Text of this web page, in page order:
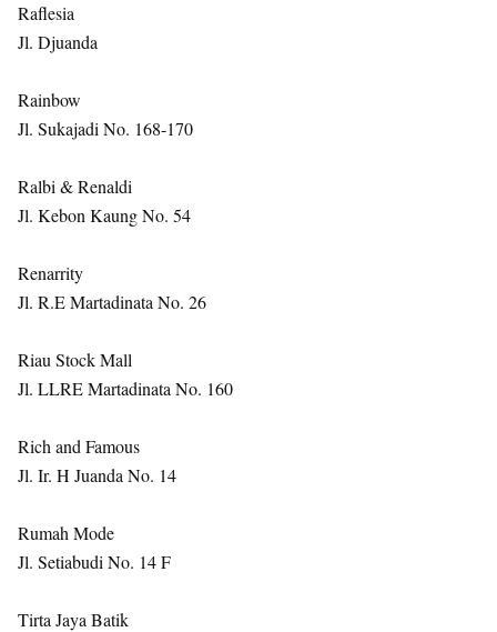
Raflesia
Jl. Djuanda
Rainbow
Jl. Sukajadi No. 168-170
Ralbi & Renaldi
Jl. Kebon Kaung No. 54
Renarrity
Jl. R.E Martadinata No. 26
Riau Stock Mall
Jl. LLRE Martadinata No. 160
Rich and Famous
Jl. Ir. H Juanda No. 14
Rumah Mode
Jl. Setiabudi No. 14 F
Tirta Jaya Batik